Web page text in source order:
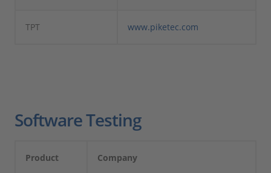
TPT www.piketec.com
Software Testing
Product Company